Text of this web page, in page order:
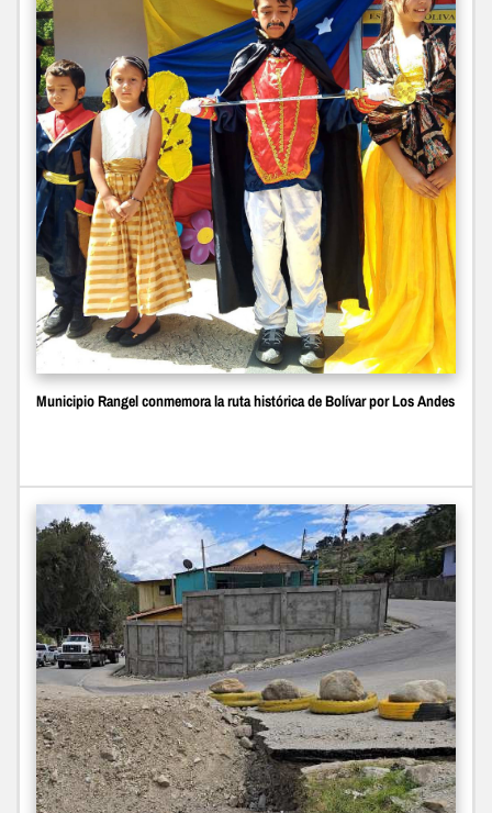
Municipio Rangel conmemora la ruta histórica de Bolívar por Los Andes